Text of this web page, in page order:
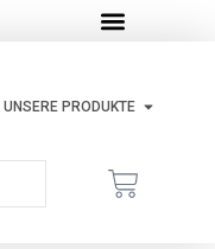
UNSERE PRODUKTE